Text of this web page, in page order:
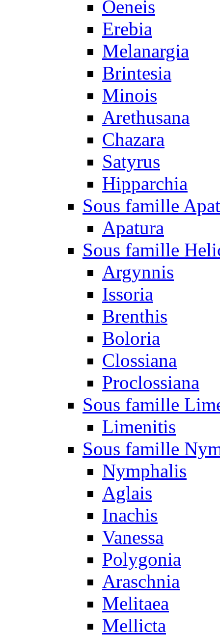
Oeneis
Erebia
Melanargia
Brintesia
Minois
Arethusana
Chazara
Satyrus
Hipparchia
Sous famille
Apatura
Sous famille
Argynnis
Issoria
Brenthis
Boloria
Clossiana
Proclossiana
Sous famille
Limenitis
Sous famille
Nymphalis
Aglais
Inachis
Vanessa
Polygonia
Araschnia
Melitaea
Mellicta